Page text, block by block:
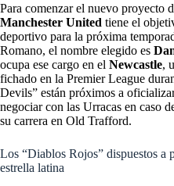
Para comenzar el nuevo proyecto
Manchester United tiene el
deportivo para la próxima
Romano, el nombre elegido es
ocupa ese cargo en el Newcastle,
fichado en la Premier League
Devils” están próximos a
negociar con las Urracas en caso
su carrera en Old Trafford.
Los “Diablos Rojos” dispuestos a
estrella latina